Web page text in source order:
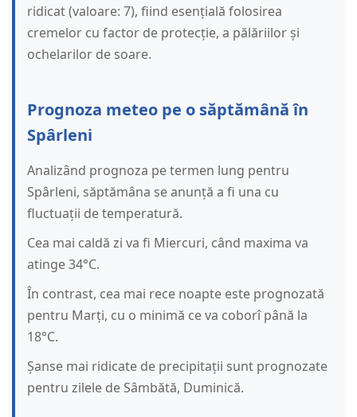
ridicat (valoare: 7), fiind esențială folosirea
cremelor cu factor de protecție, a pălăriilor și
ochelarilor de soare.
Prognoza meteo pe o săptămână în
Spârleni
Analizând prognoza pe termen lung pentru
Spârleni, săptămâna se anunță a fi una cu
fluctuații de temperatură.
Cea mai caldă zi va fi Miercuri, când maxima va
atinge 34°C.
În contrast, cea mai rece noapte este prognozată
pentru Marți, cu o minimă ce va coborî până la
18°C.
Șanse mai ridicate de precipitații sunt prognozate
pentru zilele de Sâmbătă, Duminică.